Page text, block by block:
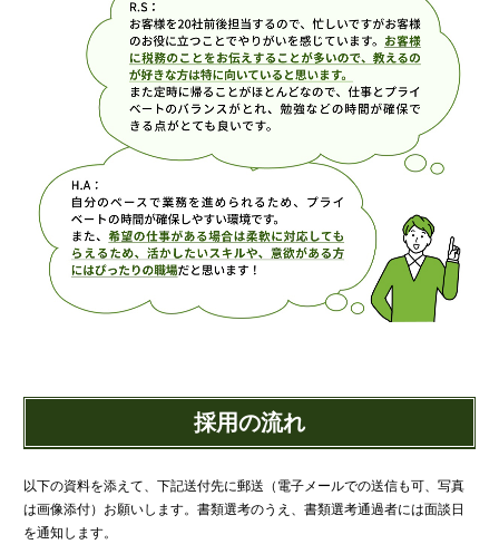
採用の流れ
以下の資料を添えて、下記送付先に郵送（電子メールでの送信も可、写真
は画像添付）お願いします。書類選考のうえ、書類選考通過者には面談日
を通知します。